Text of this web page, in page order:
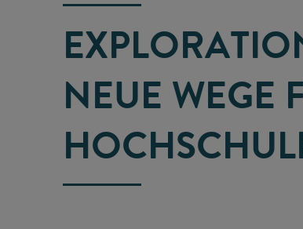
NEUE WEGE